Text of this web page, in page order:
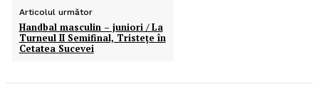
Articolul următor
Handbal masculin – juniori / La
Turneul II Semifinal, Tristeţe în
Cetatea Sucevei